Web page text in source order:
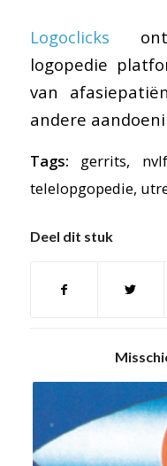
Logoclicks
logopedie
van
andere
Tags: gerrits, nvlf
telelopgopedie,
Deel dit stuk